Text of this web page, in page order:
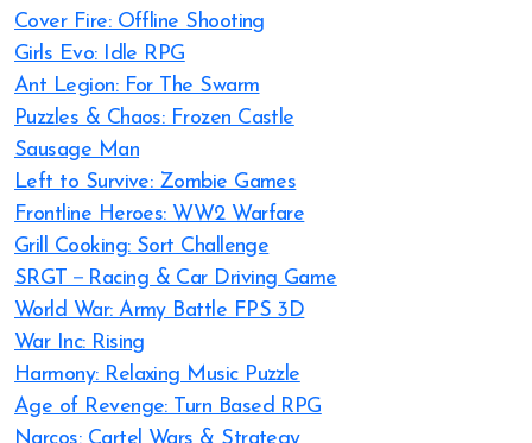
Cover Fire: Offline Shooting
Girls Evo: Idle RPG
Ant Legion: For The Swarm
Puzzles & Chaos: Frozen Castle
Sausage Man
Left to Survive: Zombie Games
Frontline Heroes: WW2 Warfare
Grill Cooking: Sort Challenge
SRGT－Racing & Car Driving Game
World War: Army Battle FPS 3D
War Inc: Rising
Harmony: Relaxing Music Puzzle
Age of Revenge: Turn Based RPG